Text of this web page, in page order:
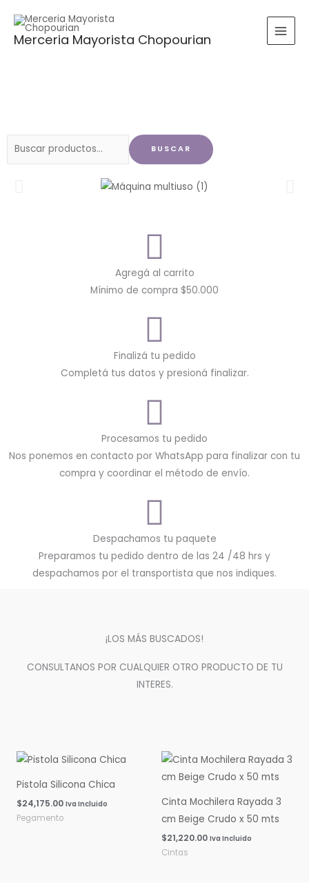
contenido
Merceria Mayorista Chopourian
Buscar
BUSCAR
Agregá al carrito
Mínimo de compra $50.000
Finalizá tu pedido
Completá tus datos y presioná finalizar.
Procesamos tu pedido
Nos ponemos en contacto por WhatsApp para finalizar con tu
compra y coordinar el método de envío.
Despachamos tu paquete
Preparamos tu pedido dentro de las 24 /48 hrs y
despachamos por el transportista que nos indiques.
¡LOS MÁS BUSCADOS!
CONSULTANOS POR CUALQUIER OTRO PRODUCTO DE TU
INTERES.
Pistola Silicona Chica
$24,175.00 Iva Incluido
Pegamento
Cinta Mochilera Rayada 3
cm Beige Crudo x 50 mts
$21,220.00 Iva Incluido
Cintas